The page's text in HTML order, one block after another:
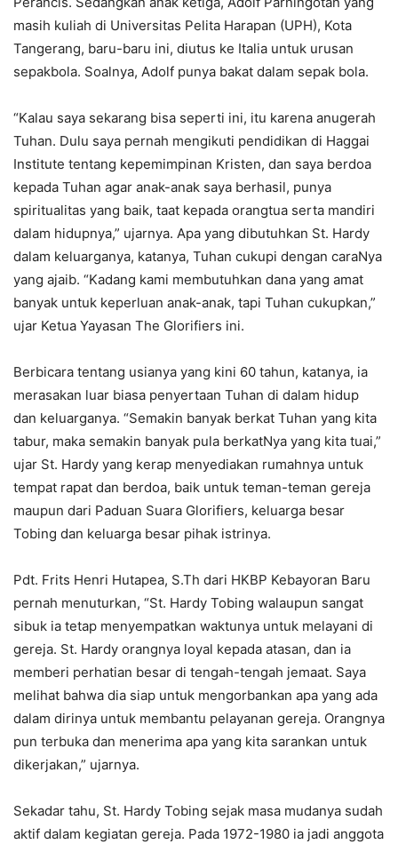
masih kuliah di Universitas Pelita Harapan (UPH), Kota
Tangerang, baru-baru ini, diutus ke Italia untuk urusan
sepakbola. Soalnya, Adolf punya bakat dalam sepak bola.
“Kalau saya sekarang bisa seperti ini, itu karena anugerah
Tuhan. Dulu saya pernah mengikuti pendidikan di Haggai
Institute tentang kepemimpinan Kristen, dan saya berdoa
kepada Tuhan agar anak-anak saya berhasil, punya
spiritualitas yang baik, taat kepada orangtua serta mandiri
dalam hidupnya,” ujarnya. Apa yang dibutuhkan St. Hardy
dalam keluarganya, katanya, Tuhan cukupi dengan caraNya
yang ajaib. “Kadang kami membutuhkan dana yang amat
banyak untuk keperluan anak-anak, tapi Tuhan cukupkan,”
ujar Ketua Yayasan The Glorifiers ini.
Berbicara tentang usianya yang kini 60 tahun, katanya, ia
merasakan luar biasa penyertaan Tuhan di dalam hidup
dan keluarganya. “Semakin banyak berkat Tuhan yang kita
tabur, maka semakin banyak pula berkatNya yang kita tuai,”
ujar St. Hardy yang kerap menyediakan rumahnya untuk
tempat rapat dan berdoa, baik untuk teman-teman gereja
maupun dari Paduan Suara Glorifiers, keluarga besar
Tobing dan keluarga besar pihak istrinya.
Pdt. Frits Henri Hutapea, S.Th dari HKBP Kebayoran Baru
pernah menuturkan, “St. Hardy Tobing walaupun sangat
sibuk ia tetap menyempatkan waktunya untuk melayani di
gereja. St. Hardy orangnya loyal kepada atasan, dan ia
memberi perhatian besar di tengah-tengah jemaat. Saya
melihat bahwa dia siap untuk mengorbankan apa yang ada
dalam dirinya untuk membantu pelayanan gereja. Orangnya
pun terbuka dan menerima apa yang kita sarankan untuk
dikerjakan,” ujarnya.
Sekadar tahu, St. Hardy Tobing sejak masa mudanya sudah
aktif dalam kegiatan gereja. Pada 1972-1980 ia jadi anggota